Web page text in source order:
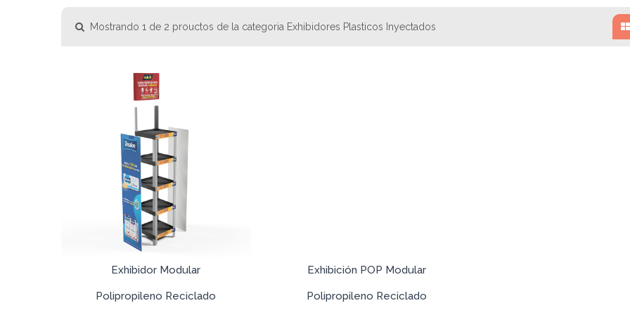
Mostrando 1 de 2 prouctos de la categoria Exhibidores Plasticos Inyectados
Exhibidor Modular
Polipropileno Reciclado
Exhibición POP Modular
Polipropileno Reciclado